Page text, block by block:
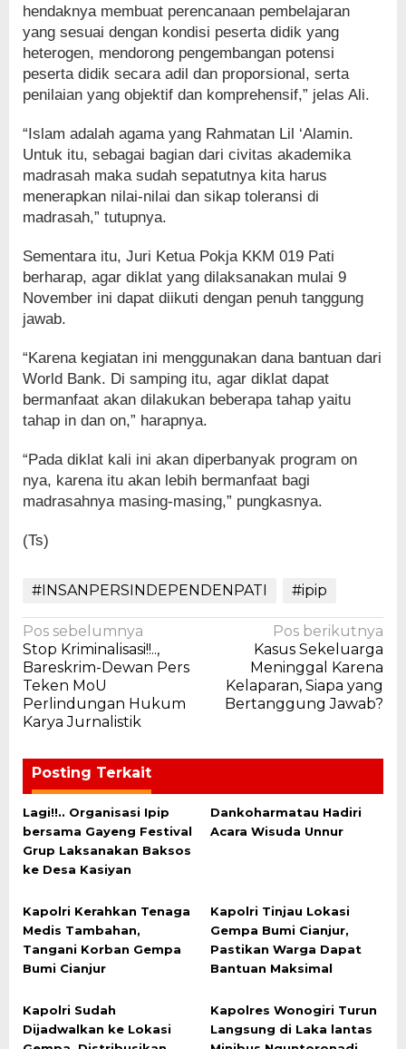
hendaknya membuat perencanaan pembelajaran
yang sesuai dengan kondisi peserta didik yang
heterogen, mendorong pengembangan potensi
peserta didik secara adil dan proporsional, serta
penilaian yang objektif dan komprehensif,” jelas Ali.
“Islam adalah agama yang Rahmatan Lil ‘Alamin.
Untuk itu, sebagai bagian dari civitas akademika
madrasah maka sudah sepatutnya kita harus
menerapkan nilai-nilai dan sikap toleransi di
madrasah,” tutupnya.
Sementara itu, Juri Ketua Pokja KKM 019 Pati
berharap, agar diklat yang dilaksanakan mulai 9
November ini dapat diikuti dengan penuh tanggung
jawab.
“Karena kegiatan ini menggunakan dana bantuan dari
World Bank. Di samping itu, agar diklat dapat
bermanfaat akan dilakukan beberapa tahap yaitu
tahap in dan on,” harapnya.
“Pada diklat kali ini akan diperbanyak program on
nya, karena itu akan lebih bermanfaat bagi
madrasahnya masing-masing,” pungkasnya.
(Ts)
#INSANPERSINDEPENDENPATI #ipip
Navigasi
pos
Pos sebelumnya
Stop Kriminalisasi!!..,
Bareskrim-Dewan Pers
Teken MoU
Perlindungan Hukum
Karya Jurnalistik
Pos berikutnya
Kasus Sekeluarga
Meninggal Karena
Kelaparan, Siapa yang
Bertanggung Jawab?
Posting Terkait
Lagi!!.. Organisasi Ipip
bersama Gayeng Festival
Grup Laksanakan Baksos
ke Desa Kasiyan
Dankoharmatau Hadiri
Acara Wisuda Unnur
Kapolri Kerahkan Tenaga
Medis Tambahan,
Tangani Korban Gempa
Bumi Cianjur
Kapolri Tinjau Lokasi
Gempa Bumi Cianjur,
Pastikan Warga Dapat
Bantuan Maksimal
Kapolri Sudah
Dijadwalkan ke Lokasi
Kapolres Wonogiri Turun
Langsung di Laka lantas